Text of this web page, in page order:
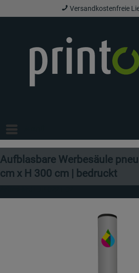
Versandkostenfreie
Aufblasbare Werbesäule
cm x H 300 cm | bedruckt